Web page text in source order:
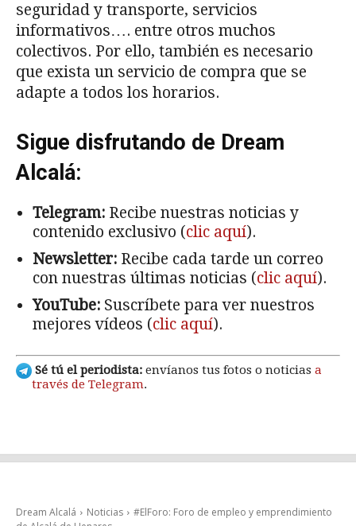
seguridad y transporte, servicios
informativos…. entre otros muchos
colectivos. Por ello, también es necesario
que exista un servicio de compra que se
adapte a todos los horarios.
Sigue disfrutando de Dream
Alcalá:
Telegram: Recibe nuestras noticias y
contenido exclusivo (clic aquí).
Newsletter: Recibe cada tarde un correo
con nuestras últimas noticias (clic aquí).
YouTube: Suscríbete para ver nuestros
mejores vídeos (clic aquí).
Sé tú el periodista: envíanos tus fotos o noticias a
través de Telegram.